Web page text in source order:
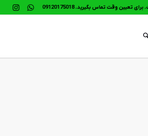
وقت تماس بگیرید. 09120175018